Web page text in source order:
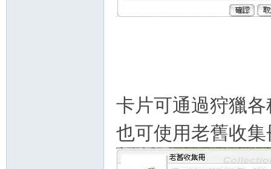
卡片可通過狩獵
也可使用老舊收